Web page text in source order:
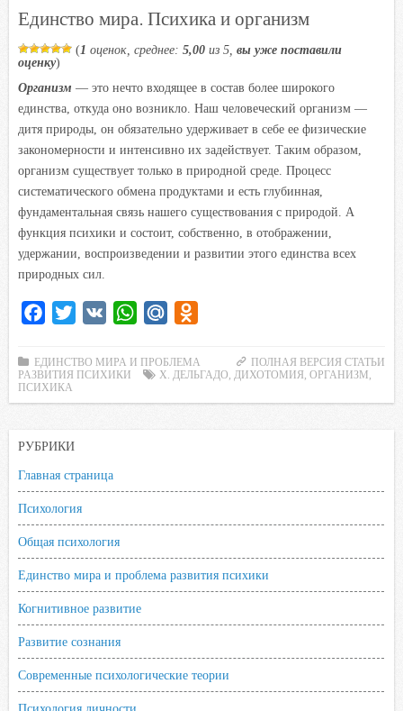
Единство мира. Психика и организм
(1 оценок, среднее: 5,00 из 5, вы уже поставили
оценку)
Организм — это нечто входящее в состав более широкого
единства, откуда оно возникло. Наш человеческий организм —
дитя природы, он обязательно удерживает в себе ее физические
закономерности и интенсивно их задействует. Таким образом,
организм существует только в природной среде. Процесс
систематического обмена продуктами и есть глубинная,
фундаментальная связь нашего существования с природой. А
функция психики и состоит, собственно, в отображении,
удержании, воспроизведении и развитии этого единства всех
природных сил.
c
e
b
o
k
i
t
t
W
a
s
i
l
.
n
o
k
n
k
i
ПОЛНАЯ ВЕРСИЯ СТАТЬИ
ЕДИНСТВО МИРА И ПРОБЛЕМА
РАЗВИТИЯ ПСИХИКИ
X. ДЕЛЬГАДО ДИХОТОМИЯ ОРГАНИЗМ
ПСИХИКА
РУБРИКИ
Главная страница
Психология
Общая психология
Единство мира и проблема развития психики
Когнитивное развитие
Развитие сознания
Современные психологические теории